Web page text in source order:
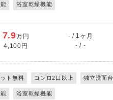
浴室乾燥機能
7.9万円
4,100円
- / 1ヶ月
- / -
ト無料 コンロ2口以上 独立洗面台
浴室乾燥機能